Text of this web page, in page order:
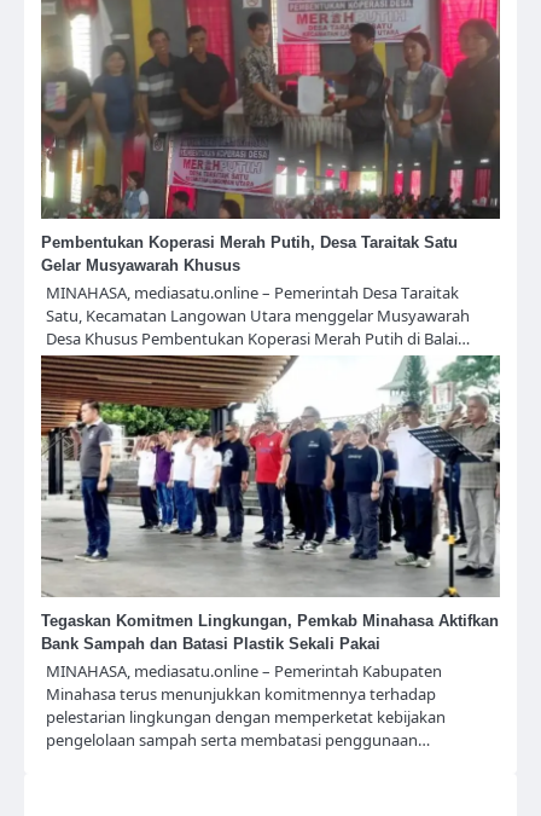
Pembentukan Koperasi Merah Putih, Desa Taraitak Satu
Gelar Musyawarah Khusus
MINAHASA, mediasatu.online – Pemerintah Desa Taraitak
Satu, Kecamatan Langowan Utara menggelar Musyawarah
Desa Khusus Pembentukan Koperasi Merah Putih di Balai…
Tegaskan Komitmen Lingkungan, Pemkab Minahasa Aktifkan
Bank Sampah dan Batasi Plastik Sekali Pakai
​MINAHASA, mediasatu.online – Pemerintah Kabupaten
Minahasa terus menunjukkan komitmennya terhadap
pelestarian lingkungan dengan memperketat kebijakan
pengelolaan sampah serta membatasi penggunaan…